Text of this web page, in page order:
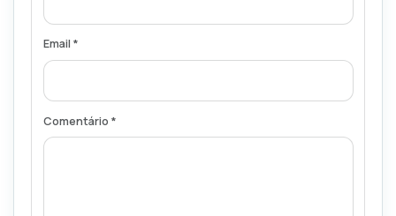
Email *
Comentário *